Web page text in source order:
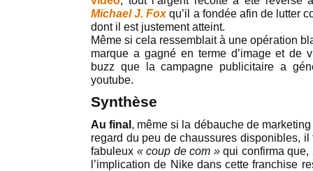
Michael J. Foxqu’il a fondée afin de lutter
dont il est justement atteint.
Même si cela ressemblait à une opération
marque a gagné en terme d’image et de
buzz que la campagne publicitaire a
youtube.
Synthèse
Au final , même si la débauche de
regard du peu de chaussures disponibles,
fabuleux « coup de com »qui confirma que,
l’implication de Nike dans cette franchise